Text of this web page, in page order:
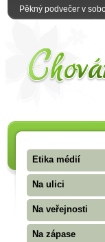
Pěkný podvečer v
Etika médií
Na ulici
Na veřejnosti
Na zápase